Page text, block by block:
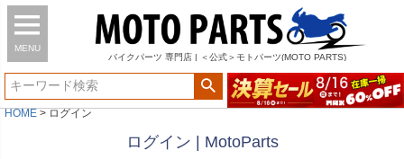
MENU
バイク パーツ 専門店 | ＜公式＞モトパーツ(MOTO PARTS)
HOME ログイン
ログイン | MotoParts